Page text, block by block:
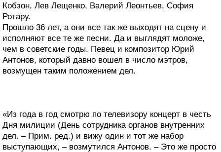
Кобзон, Лев Лещенко, Валерий Леонтьев, София
Ротару.
Прошло 36 лет, а они все так же выходят на сцену и
исполняют все те же песни. Да и выглядят моложе,
чем в советские годы. Певец и композитор Юрий
Антонов, который давно вошел в число мэтров,
возмущен таким положением дел.
«Из года в год cмотрю по телевизору концерт в честь
Дня милиции (День сотрудника органов внутренних
дел. – Прим. ред.) и вижу один и тот же набор
выступающих, – возмутился Антонов. – Это же просто